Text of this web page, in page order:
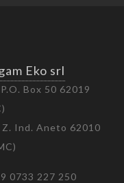
Eko srl
Box 50 62019
Ind. Aneto 62010
0733 227 250